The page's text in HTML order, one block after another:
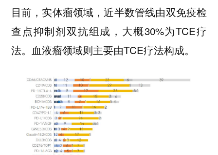
目前，实体瘤领域，近半数管线由双免疫检
查点抑制剂双抗组成，大概30%为TCE疗
法。血液瘤领域则主要由TCE疗法构成。